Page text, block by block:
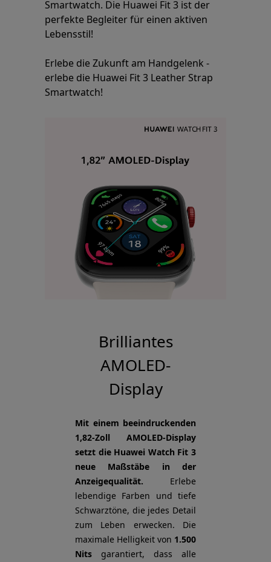
Smartwatch. Die Huawei Fit 3 ist der
perfekte Begleiter für einen aktiven
Lebensstil!
Erlebe die Zukunft am Handgelenk -
erlebe die Huawei Fit 3 Leather Strap
Smartwatch!
Brilliantes
AMOLED-
Display
Mit einem beeindruckenden
1,82-Zoll AMOLED-Display
setzt die Huawei Watch Fit 3
neue Maßstäbe in der
Anzeigequalität. Erlebe
lebendige Farben und tiefe
Schwarztöne, die jedes Detail
zum Leben erwecken. Die
maximale Helligkeit von 1.500
Nits garantiert, dass alle